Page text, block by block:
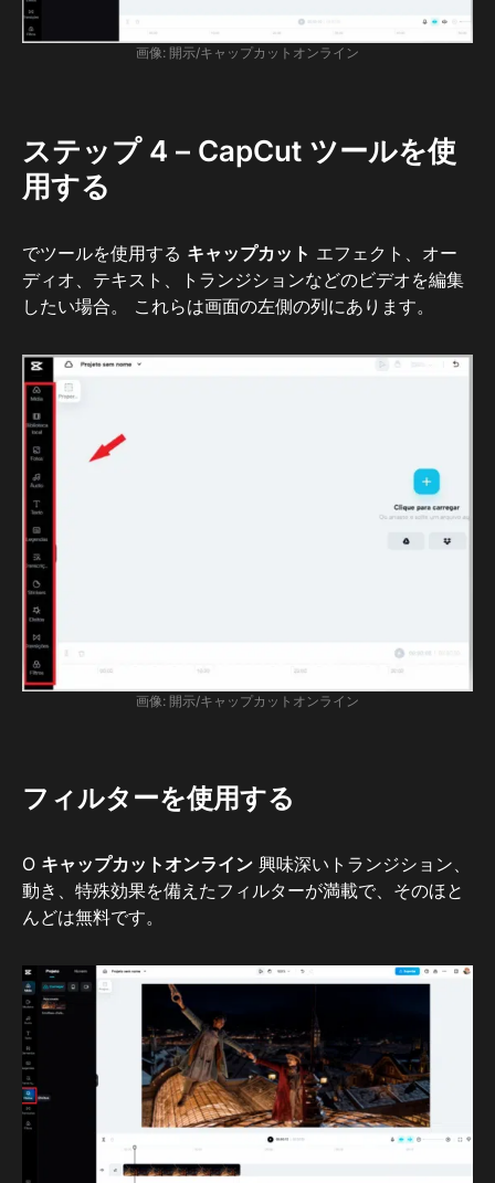
画像: 開示/キャップカットオンライン
ステップ 4 – CapCut ツールを使
用する
でツールを使用する キャップカット エフェクト、オー
ディオ、テキスト、トランジションなどのビデオを編集
したい場合。 これらは画面の左側の列にあります。
画像: 開示/キャップカットオンライン
フィルターを使用する
O キャップカットオンライン 興味深いトランジション、
動き、特殊効果を備えたフィルターが満載で、そのほと
んどは無料です。